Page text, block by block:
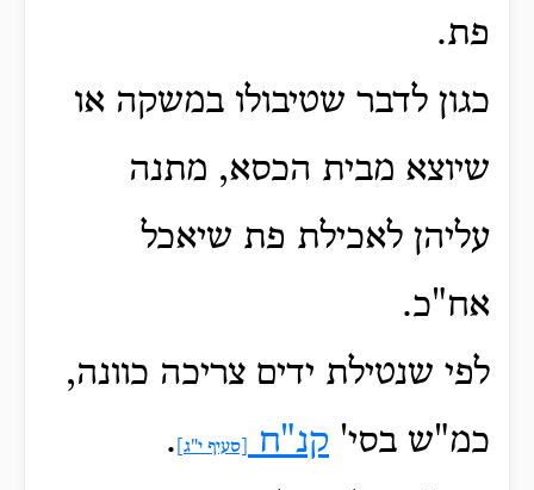
פת.
כגון לדבר שטיבולו במשקה או
שיוצא מבית הכסא, מתנה
עליהן לאכילת פת שיאכל
אח"כ.
לפי שנטילת ידים צריכה כוונה,
כמ"ש בסי' קנ"ח [סעיף י"ג] .